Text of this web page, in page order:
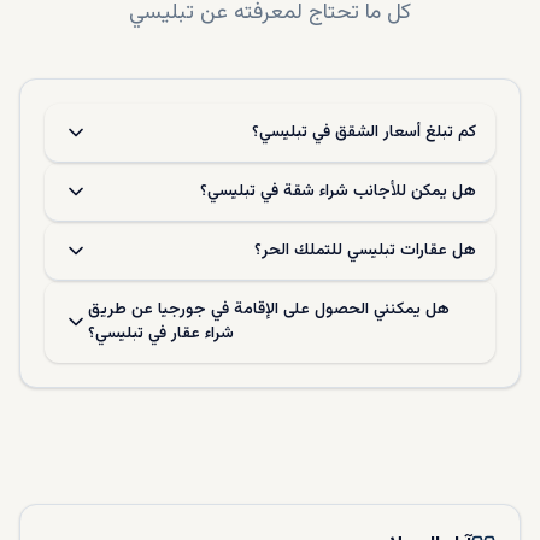
الأساسية قبل شراء الفلل المعروضة للبيع في تبليسي. والآن ابحث
في موقع
dxboffplan للعثور على فيلتك المفضلة، وتذكر أننا
مستعدون للإجابة على جميع أسئلتك على مدار الساعة وطوال
أيام الأسبوع مجانًا بالاتصال على فريقنا المحترف عبر الإنترنت من
خلال الموقع.
كل ما تحتاج لمعرفته عن تبليسي
كم تبلغ أسعار الشقق في تبليسي؟
هل يمكن للأجانب شراء شقة في تبليسي؟
هل عقارات تبليسي للتملك الحر؟
هل يمكنني الحصول على الإقامة في جورجيا عن طريق
شراء عقار في تبليسي؟